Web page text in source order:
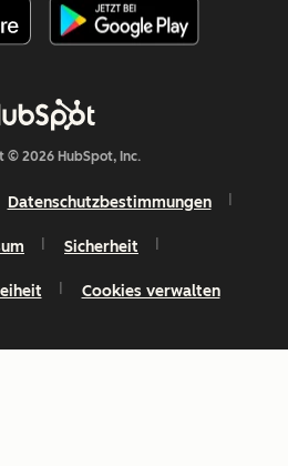
© 2026 HubSpot, Inc.
Datenschutzbestimmungen
Sicherheit
Cookies verwalten